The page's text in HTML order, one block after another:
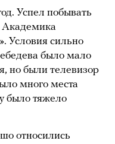
Успел побывать
Академика
Условия сильно
было мало
но были телевизор
много места
было тяжело
относились